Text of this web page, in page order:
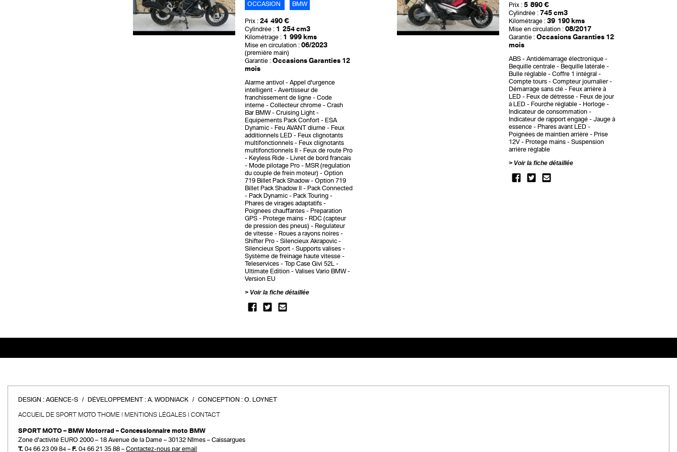
OCCASION BMW
Prix : 24 490 €
Cylindrée : 1 254 cm3
Kilométrage : 1 999 kms
Mise en circulation : 06/2023
(première main)
Garantie : Occasions Garanties 12
mois
Alarme antivol
Appel d'urgence
intelligent
Avertisseur de
franchissement de ligne
Code
interne
Collecteur chrome
Crash
Bar BMW
Cruising Light
Equipements Pack Confort
ESA
Dynamic
Feu AVANT diurne
Feux
additionnels LED
Feux clignotants
multifonctionnels
Feux clignotants
multifonctionnels II
Feux de route Pro
Keyless Ride
Livret de bord francais
Mode pilotage Pro
MSR (regulation
du couple de frein moteur)
Option
719 Billet Pack Shadow
Option 719
Billet Pack Shadow II
Pack Connected
Pack Dynamic
Pack Touring
Phares de virages adaptatifs
Poignees chauffantes
Preparation
GPS
Protege mains
RDC (capteur
de pression des pneus)
Regulateur
de vitesse
Roues a rayons noires
Shifter Pro
Silencieux Akrapovic
Silencieux Sport
Supports valises
Système de freinage haute vitesse
Teleservices
Top Case Givi 52L
Ultimate Edition
Valises Vario BMW
Version EU
Voir la fiche détaillée
Prix : 5 890 €
Cylindrée : 745 cm3
Kilométrage : 39 190 kms
Mise en circulation : 08/2017
Garantie : Occasions Garanties 12
mois
ABS
Antidémarrage électronique
Bequille centrale
Bequille latérale
Bulle réglable
Coffre 1 intégral
Compte tours
Compteur journalier
Démarrage sans clé
Feux arrière à
LED
Feux de détresse
Feux de jour
à LED
Fourche réglable
Horloge
Indicateur de consommation
Indicateur de rapport engagé
Jauge à
essence
Phares avant LED
Poignées de maintien arrière
Prise
12V
Protege mains
Suspension
arrière réglable
Voir la fiche détaillée
DESIGN : AGENCE-S DÉVELOPPEMENT : A. WODNIACK CONCEPTION : O. LOYNET
ACCUEIL DE SPORT MOTO THOME MENTIONS LÉGALES CONTACT
SPORT MOTO – BMW Motorrad – Concessionnaire moto BMW
Zone d’activité EURO 2000 – 18 Avenue de la Dame – 30132 Nîmes – Caissargues
T. 04 66 23 09 84 – F. 04 66 21 35 88 – Contactez-nous par email